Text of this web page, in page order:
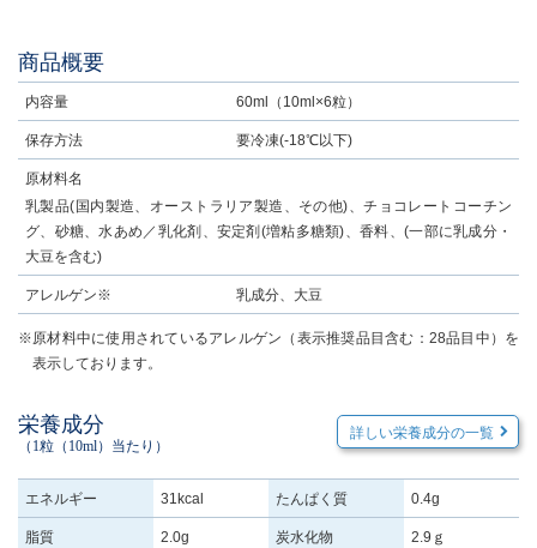
商品概要
内容量 60ml（10ml×6粒）
保存方法 要冷凍(-18℃以下)
原材料名
乳製品(国内製造、オーストラリア製造、その他)、チョコレートコーチン
グ、砂糖、水あめ／乳化剤、安定剤(増粘多糖類)、香料、(一部に乳成分・
大豆を含む)
アレルゲン※ 乳成分、大豆
※原材料中に使用されているアレルゲン（表示推奨品目含む：28品目中）を
表示しております。
栄養成分
（1粒（10ml）当たり）
詳しい栄養成分の一覧
エネルギー 31kcal たんぱく質 0.4g
脂質 2.0g 炭水化物 2.9ｇ